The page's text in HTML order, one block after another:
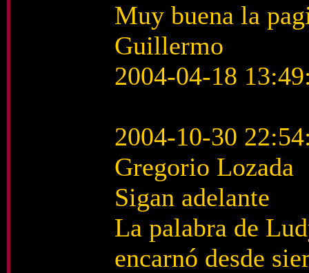
Muy buena la
Guillermo
2004-04-18
2004-10-30
Gregorio Lozada
Sigan adelante
La palabra de
encarnó desde